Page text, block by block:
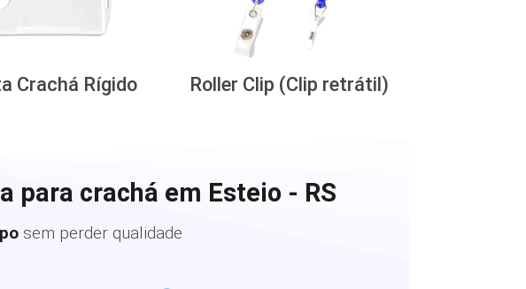
Crachá Rígido Roller Clip (Clip retrátil)
para crachá em Esteio - RS
sem perder qualidade